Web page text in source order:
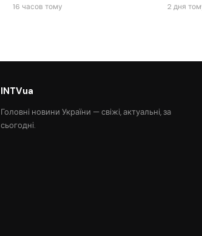
16 часов тому 2 дня
INTVua
Головні новини України — свіжі, актуальні, за
сьогодні.